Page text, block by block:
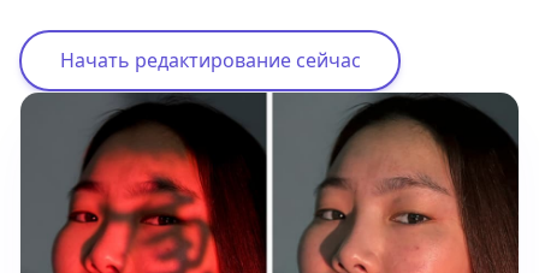
Начать редактирование сейчас